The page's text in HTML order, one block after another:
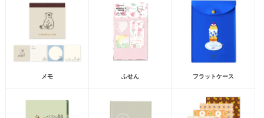
メモ ふせん フラットケース